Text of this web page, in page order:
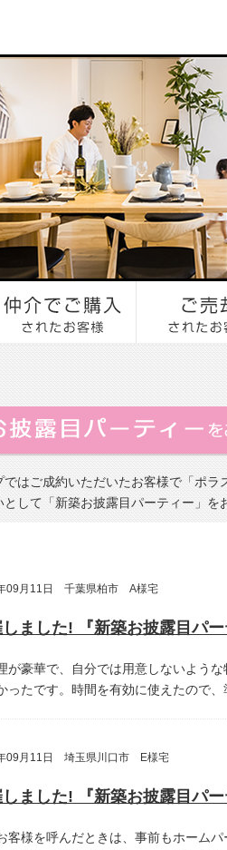
ではご成約いただいたお客様で「ポ
として「新築お披露目パーティー」を
09月11日 千葉県柏市 A様宅
が豪華で、自分では用意しないよう
ったです。時間を有効に使えたので、
09月11日 埼玉県川口市 E様宅
客様を呼んだときは、事前もホーム